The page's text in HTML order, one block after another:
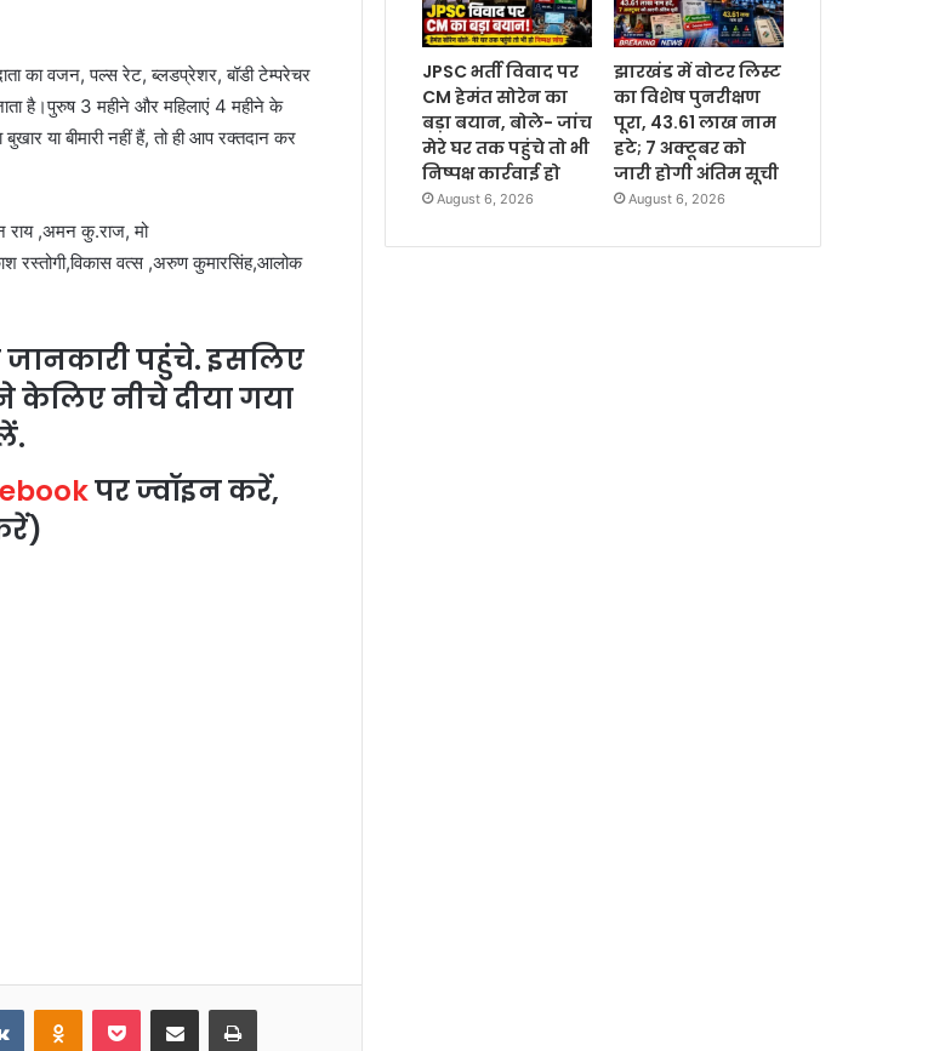
का वजन,पल्स रेट,ब्लडप्रेशर,बॉडी टेम्परेचर
है।पुरुष3महीने और महिलाएं 4महीने के
बुखार या बीमारी नहीं हैं,तो ही आप रक्तदान कर
राय,अमन कु.राज,मो
रस्तोगी,विकास वत्स,अरुण कुमारसिंह,आलोक
जानकारीपहुंचे.इसलिए
केलिएनीचेदीयागया
.
परज्वॉइनकरें,
)
VKontakteOdnoklassniki
Pocket Share via Email Print
JPSC भर्ती विवाद पर
CM हेमंत सोरेन का
बड़ा बयान, बोले- जांच
मेरे घर तक पहुंचे तो भी
निष्पक्ष कार्रवाई हो
August 6, 2026
झारखंड में वोटर लिस्ट
का विशेष पुनरीक्षण
पूरा, 43.61 लाख नाम
हटे; 7 अक्टूबर को
जारी होगी अंतिम सूची
August 6, 2026